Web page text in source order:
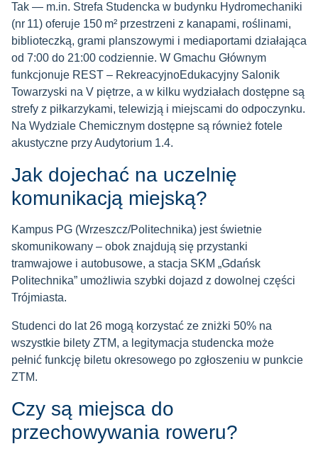
Tak — m.in. Strefa Studencka w budynku Hydromechaniki
(nr 11) oferuje 150 m² przestrzeni z kanapami, roślinami,
biblioteczką, grami planszowymi i mediaportami działająca
od 7:00 do 21:00 codziennie. W Gmachu Głównym
funkcjonuje REST – RekreacyjnoEdukacyjny Salonik
Towarzyski na V piętrze, a w kilku wydziałach dostępne są
strefy z piłkarzykami, telewizją i miejscami do odpoczynku.
Na Wydziale Chemicznym dostępne są również fotele
akustyczne przy Audytorium 1.4.
Jak dojechać na uczelnię
komunikacją miejską?
Kampus PG (Wrzeszcz/Politechnika) jest świetnie
skomunikowany – obok znajdują się przystanki
tramwajowe i autobusowe, a stacja SKM „Gdańsk
Politechnika” umożliwia szybki dojazd z dowolnej części
Trójmiasta.
Studenci do lat 26 mogą korzystać ze zniżki 50% na
wszystkie bilety ZTM, a legitymacja studencka może
pełnić funkcję biletu okresowego po zgłoszeniu w punkcie
ZTM.
Czy są miejsca do
przechowywania roweru?